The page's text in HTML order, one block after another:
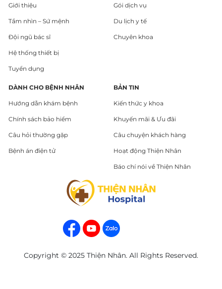
Giới thiệu
Tầm nhìn – Sứ mệnh
Đội ngũ bác sĩ
Hệ thống thiết bị
Tuyển dụng
Gói dịch vụ
Du lịch y tế
Chuyên khoa
DÀNH CHO BỆNH NHÂN
Hướng dẫn khám bệnh
Chính sách bảo hiểm
Câu hỏi thường gặp
Bệnh án điện tử
BẢN TIN
Kiến thức y khoa
Khuyến mãi & Ưu đãi
Câu chuyện khách hàng
Hoạt động Thiện Nhân
Báo chí nói về Thiện Nhân
Copyright © 2025 Thiện Nhân. All Rights Reserved.